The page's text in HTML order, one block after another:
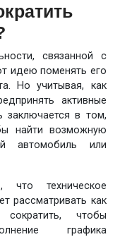
связанной с
идею поменять его
Но учитывая, как
активные
заключается в том,
найти возможную
автомобиль или
что техническое
рассматривать как
чтобы
графика